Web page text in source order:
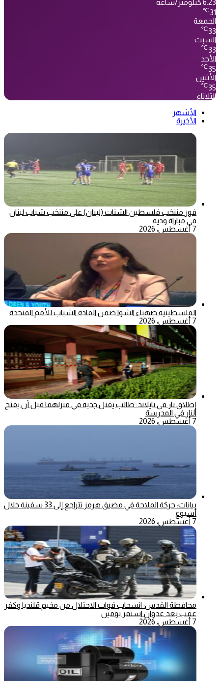
6.23 كيلومتر/ساعة
31
℃
الجمعة
33
℃
السبت
33
℃
الأحد
35
℃
الأثنين
35
℃
الثلاثاء
الأشهر
الأخيرة
فوز منتخب فلسطين الشتات (لبنان) على منتخب شباب لبنان
في مباراة ودية
7 أغسطس، 2026
الفلسطينية صهباء الشوا ضمن القادة الشباب للأمم المتحدة
7 أغسطس، 2026
إطلاق نار في تايلاند: طالب يقتل جديه في منزلهما قبل أن يفتح
النار في المدرسة
7 أغسطس، 2026
بيانات: حركة الملاحة في مضيق هرمز تتراجع إلى 33 سفينة خلال
أسبوع
7 أغسطس، 2026
محافظة القدس: انسحاب قوات الاحتلال من مخيم قلنديا وكفر
عقب بعد عدوان استمر يومين
7 أغسطس، 2026